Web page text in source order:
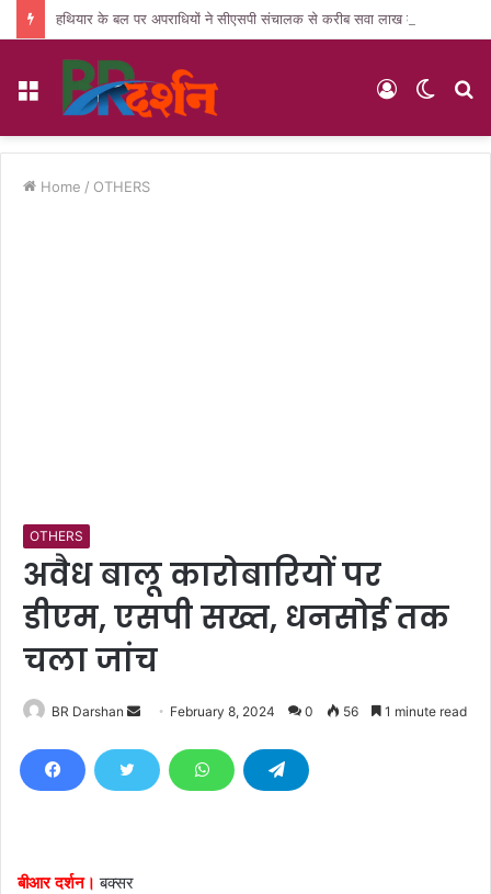
Menu
Switch
Log
Home / OTHERS
OTHERS
अवैध बालू कारोबारियों पर
डीएम, एसपी सख्त, धनसोई तक
चला जांच
BR Darshan
d
February 8, 2024 0 56 1 minute read
बीआर दर्शन। बक्सर